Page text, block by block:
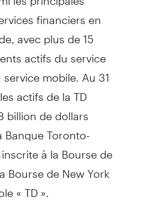
financiers en
avec plus de 15
actifs du service
mobile. Au 31
actifs de la TD
billion de dollars
Toronto-
à la Bourse de
Bourse deNew York
« TD ».